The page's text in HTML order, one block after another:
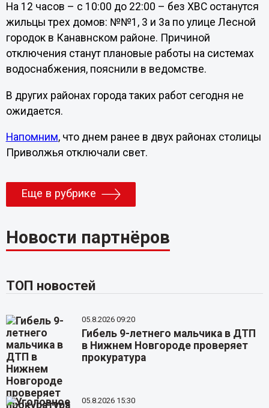
На 12 часов – с 10:00 до 22:00 – без ХВС останутся
жильцы трех домов: №№1, 3 и 3а по улице Лесной
городок в Канавнском районе. Причиной
отключения станут плановые работы на системах
водоснабжения, пояснили в ведомстве.
В других районах города таких работ сегодня не
ожидается.
Напомним, что днем ранее в двух районах столицы
Приволжья отключали свет.
Еще в рубрике
Новости партнёров
ТОП новостей
05.8.2026 09:20
Гибель 9-летнего мальчика в ДТП
в Нижнем Новгороде проверяет
прокуратура
05.8.2026 15:30